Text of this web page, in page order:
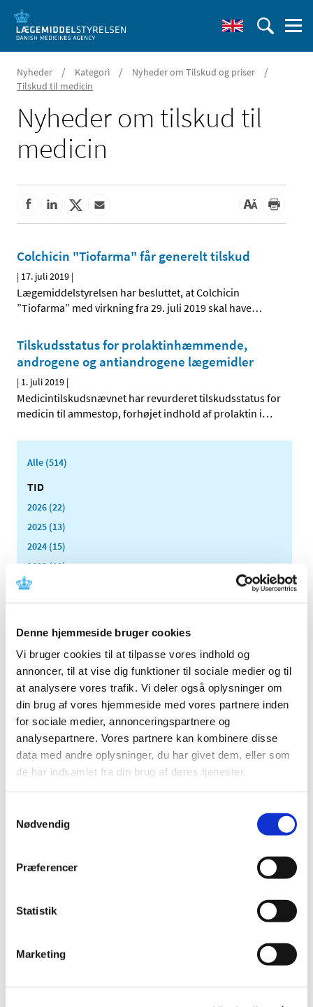
Denne hjemmeside bruger cookies
Vi bruger cookies til at tilpasse vores indhold og
annoncer, til at vise dig funktioner til sociale medier og til
at analysere vores trafik. Vi deler også oplysninger om
din brug af vores hjemmeside med vores partnere inden
for sociale medier, annonceringspartnere og
analysepartnere. Vores partnere kan kombinere disse
data med andre oplysninger, du har givet dem, eller som
de har indsamlet fra din brug af deres tjenester.
Nødvendig
Præferencer
Statistik
Marketing
Nyheder / Kategori / Nyheder om Tilskud og priser /
Tilskud til medicin
Nyheder om tilskud til
medicin
Colchicin "Tiofarma" får generelt tilskud
| 17. juli 2019 |
Lægemiddelstyrelsen har besluttet, at Colchicin
”Tiofarma” med virkning fra 29. juli 2019 skal have…
Tilskudsstatus for prolaktinhæmmende,
androgene og antiandrogene lægemidler
| 1. juli 2019 |
Medicintilskudsnævnet har revurderet tilskudsstatus for
medicin til ammestop, forhøjet indhold af prolaktin i…
Alle (514)
TID
2026 (22)
2025 (13)
2024 (15)
2023 (18)
2022 (10)
2021 (32)
december (6)
november (5)
oktober (7)
september (2)
august (3)
juli (2)
juni (1)
maj (1)
marts (3)
januar (2)
2014 (44)